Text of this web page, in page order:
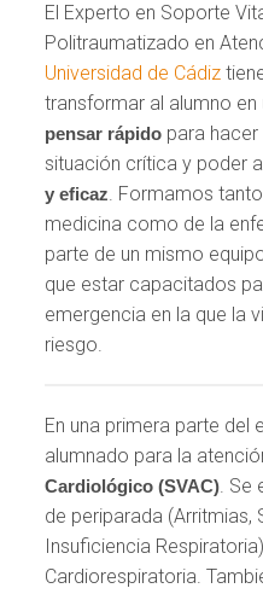
El Experto en Soporte
Politraumatizado en
Universidad de Cádiz
transformar al alumno
pensar rápido para
situación crítica y poder
y eficaz. Formamos
medicina como de la
parte de un mismo
que estar capacitados
emergencia en la que la
riesgo.
En una primera parte del
alumnado para la
Cardiológico (SVAC). Se
de periparada (Arritmias,
Insuficiencia
Cardiorespiratoria.